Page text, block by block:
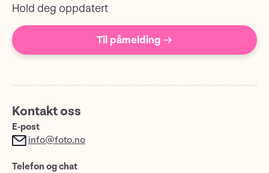
Hold deg oppdatert
Til påmelding →
Kontakt oss
E-post
info@foto.no
Telefon og chat